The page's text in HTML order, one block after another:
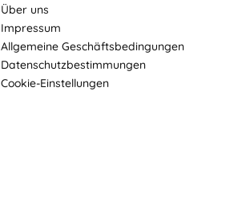
Über uns
Impressum
Allgemeine Geschäftsbedingungen
Datenschutzbestimmungen
Cookie-Einstellungen